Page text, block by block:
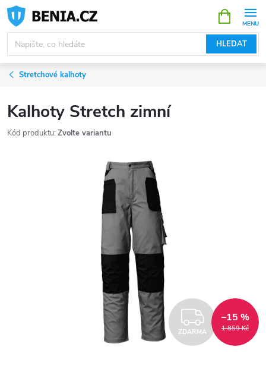
Přejít
obsah
HLEDAT
NÁKUPNÍ
KOŠÍK
Stretchové kalhoty
Kalhoty Stretch zimní
Kód produktu: Zvolte variantu
ZDARMA 1 859 Kč
–15 %